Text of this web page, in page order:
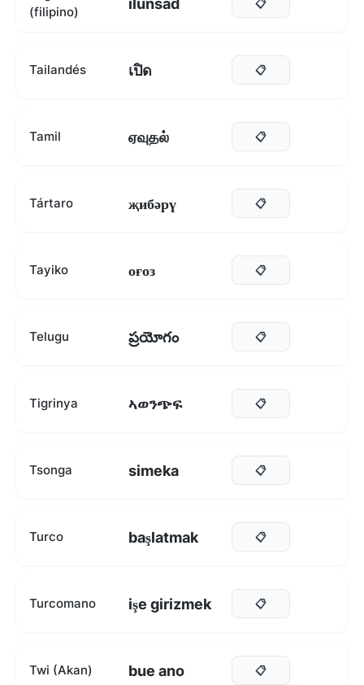
(filipino)
📋
Tailandés เปิด 📋
Tamil ஏவுதல் 📋
Tártaro җибәрү 📋
Tayiko оғоз 📋
Telugu ప్రయోగం 📋
Tigrinya ኣወንጭፍ 📋
Tsonga simeka 📋
Turco başlatmak 📋
Turcomano işe girizmek 📋
Twi (Akan) bue ano 📋